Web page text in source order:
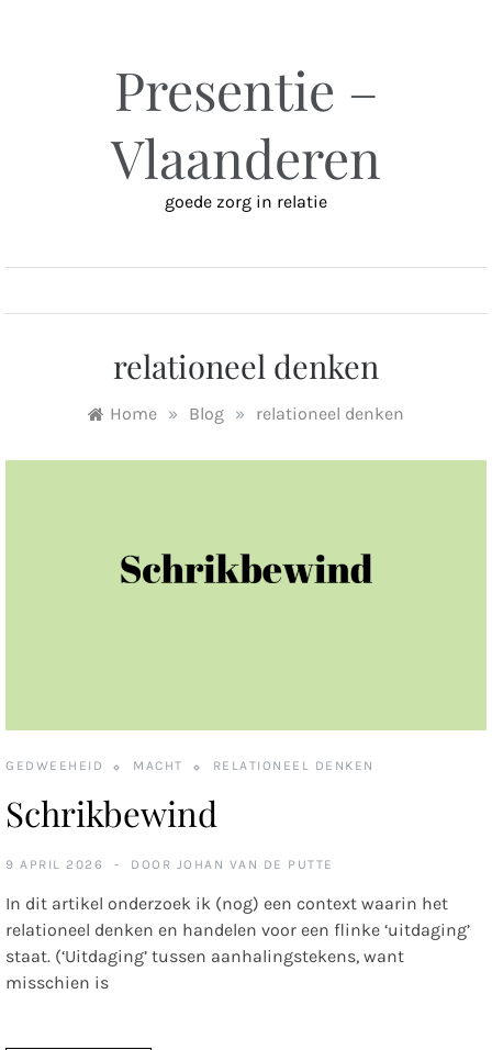
Presentie –
Vlaanderen
goede zorg in relatie
relationeel denken
Home » Blog » relationeel denken
GEDWEEHEID MACHT RELATIONEEL DENKEN
Schrikbewind
9 APRIL 2026 DOOR JOHAN VAN DE PUTTE
In dit artikel onderzoek ik (nog) een context waarin het
relationeel denken en handelen voor een flinke ‘uitdaging’
staat. (‘Uitdaging’ tussen aanhalingstekens, want
misschien is